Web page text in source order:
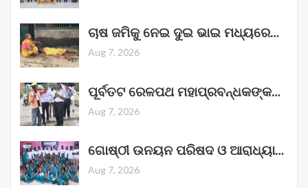
ଚାଷ ଜମିକୁ ନେଇ ଦୁଇ ଭାଇ ମଧ୍ୟରେ…
Aug 7, 2026
ପୂର୍ବତଟ ରେଳପଥ ମହାପ୍ରବନ୍ଧକଙ୍କ…
Aug 7, 2026
ଗୋଷ୍ଠୀ ଉନୟନ ପରିଷଦ ଓ ଆରାଧ୍ୟା…
Aug 7, 2026